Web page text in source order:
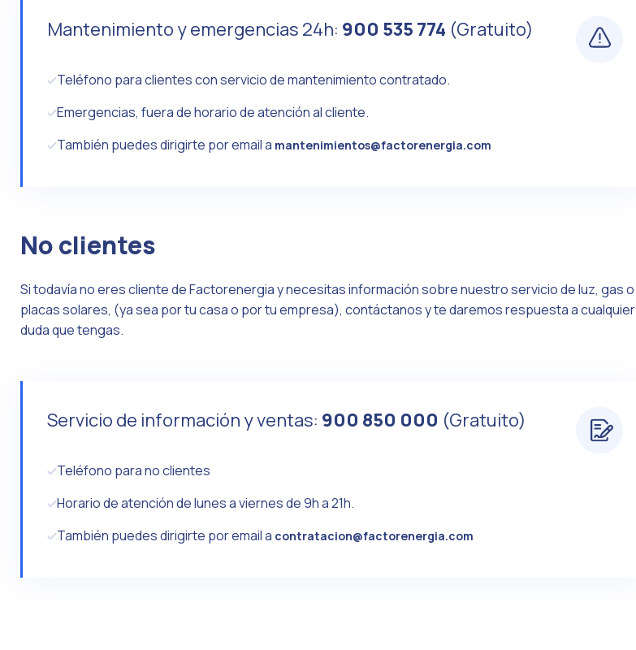
Mantenimiento y emergencias 24h: 900 535 774 (Gratuito)
Teléfono para clientes con servicio de mantenimiento contratado.
Emergencias, fuera de horario de atención al cliente.
También puedes dirigirte por email a mantenimientos@factorenergia.com
No clientes
Si todavía no eres cliente de Factorenergia y necesitas información sobre nuestro servicio de luz, gas o
placas solares, (ya sea por tu casa o por tu empresa), contáctanos y te daremos respuesta a cualquier
duda que tengas.
Servicio de información y ventas: 900 850 000 (Gratuito)
Teléfono para no clientes
Horario de atención de lunes a viernes de 9h a 21h.
También puedes dirigirte por email a contratacion@factorenergia.com